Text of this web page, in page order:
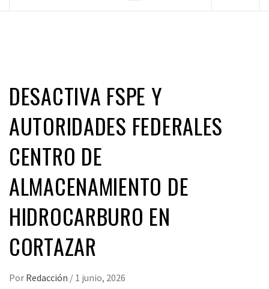
DESACTIVA FSPE Y
AUTORIDADES FEDERALES
CENTRO DE
ALMACENAMIENTO DE
HIDROCARBURO EN
CORTAZAR
Por Redacción / 1 junio, 2026